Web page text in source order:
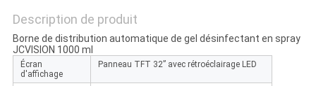
POLITIQUE
DE
CONFIDENTIALITÉ
Description de produit
Borne de distribution automatique de gel désinfectant en spray
JCVISION 1000 ml
Écran
d'affichage
Panneau TFT 32” avec rétroéclairage LED